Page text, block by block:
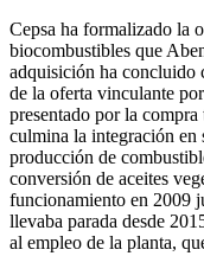
Cepsa ha formalizado la
biocombustibles que
adquisición ha concluido
de la oferta vinculante
presentado por la
culmina la integración en
producción de
conversión de aceites
funcionamiento en 2009
llevaba parada desde
al empleo de la planta,